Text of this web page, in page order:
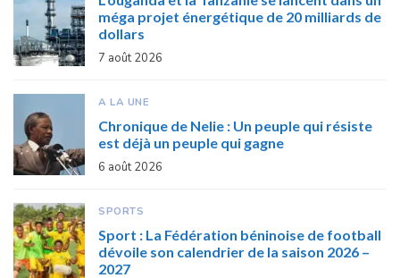
méga projet énergétique de 20 milliards de
dollars
7 août 2026
A LA UNE
Chronique de Nelie : Un peuple qui résiste
est déjà un peuple qui gagne
6 août 2026
SPORTS
Sport : La Fédération béninoise de football
dévoile son calendrier de la saison 2026 –
2027